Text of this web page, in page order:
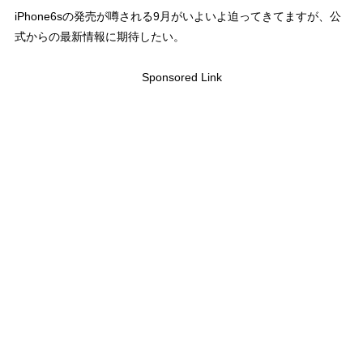
iPhone6sの発売が噂される9月がいよいよ迫ってきてますが、公
式からの最新情報に期待したい。
Sponsored Link